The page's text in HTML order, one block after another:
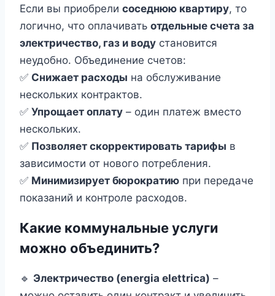
Если вы приобрели соседнюю квартиру, то
логично, что оплачивать отдельные счета за
электричество, газ и воду становится
неудобно. Объединение счетов:
✅ Снижает расходы на обслуживание
нескольких контрактов.
✅ Упрощает оплату – один платеж вместо
нескольких.
✅ Позволяет скорректировать тарифы в
зависимости от нового потребления.
✅ Минимизирует бюрократию при передаче
показаний и контроле расходов.
Какие коммунальные услуги
можно объединить?
🔹 Электричество (energia elettrica) –